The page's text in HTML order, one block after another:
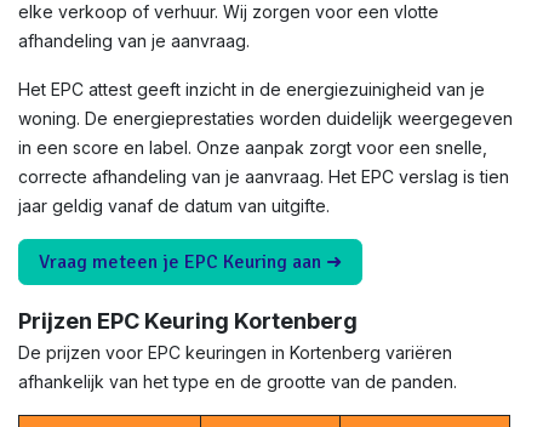
elke verkoop of verhuur. Wij zorgen voor een vlotte
afhandeling van je aanvraag.
Het EPC attest geeft inzicht in de energiezuinigheid van je
woning. De energieprestaties worden duidelijk weergegeven
in een score en label. Onze aanpak zorgt voor een snelle,
correcte afhandeling van je aanvraag. Het EPC verslag is tien
jaar geldig vanaf de datum van uitgifte.
Vraag meteen je EPC Keuring aan ➜
Prijzen EPC Keuring Kortenberg
De prijzen voor EPC keuringen in Kortenberg variëren
afhankelijk van het type en de grootte van de panden.